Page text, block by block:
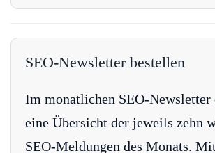
SEO-Newsletter bestellen
Im monatlichen SEO-
eine Übersicht der jeweils zehn
SEO-Meldungen des Monats.